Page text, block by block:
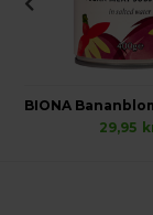
29,95